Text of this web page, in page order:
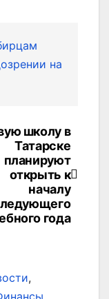
на
школу в
Татарске
планируют
открыть к
началу
года
,